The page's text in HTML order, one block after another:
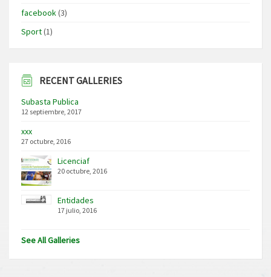
facebook(3)
Sport(1)
RECENT GALLERIES
Subasta Publica
12 septiembre, 2017
xxx
27 octubre, 2016
Licenciaf
20 octubre, 2016
Entidades
17 julio, 2016
See All Galleries